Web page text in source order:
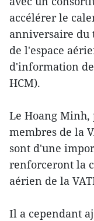
accélérer le
anniversaire du
de l'espace
d'information
HCM).
Le Hoang Minh,
membres de la
sont d'une
renforceront la
aérien de la
Il a cependant